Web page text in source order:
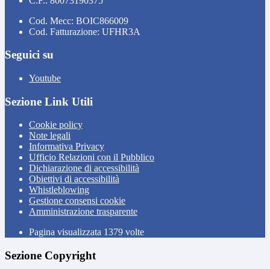
Cod. Mecc: BOIC866009
Cod. Fatturazione: UFHR3A
Seguici su
Youtube
Sezione Link Utili
Cookie policy
Note legali
Informativa Privacy
Ufficio Relazioni con il Pubblico
Dichiarazione di accessibilità
Obiettivi di accessibilità
Whistleblowing
Gestione consensi cookie
Amministrazione trasparente
Pagina visualizzata 1379 volte
Sezione Copyright